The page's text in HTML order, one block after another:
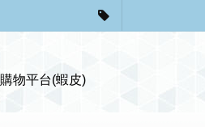
購物平台(蝦皮)